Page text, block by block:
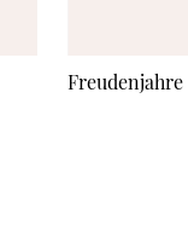
90 Stück
Freudenjahre